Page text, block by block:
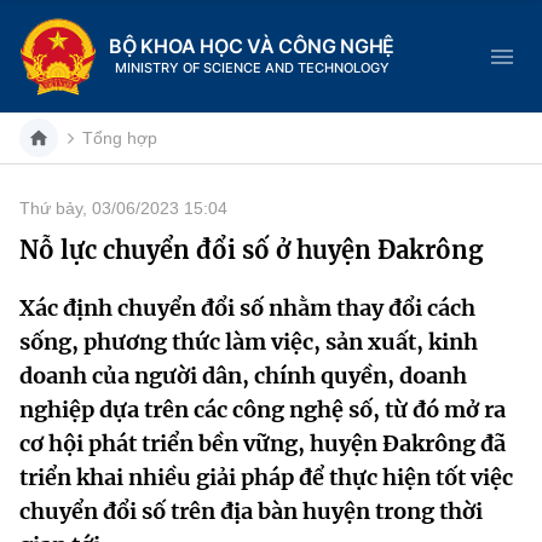
BỘ KHOA HỌC VÀ CÔNG NGHỆ
MINISTRY OF SCIENCE AND TECHNOLOGY
Danh mục
Giới thiệu
Chức năng nhiệm vụ
Cơ cấu tổ chức
Lịch sử phát triển
Tin tức sự kiện
Khoa học và Công nghệ
Đổi mới sáng tạo
Dịch vụ công
Hệ thống văn bản
Tổng hợp
Thứ bảy, 03/06/2023 15:04
Nỗ lực chuyển đổi số ở huyện Đakrông
Xác định chuyển đổi số nhằm thay đổi cách
sống, phương thức làm việc, sản xuất, kinh
doanh của người dân, chính quyền, doanh
nghiệp dựa trên các công nghệ số, từ đó mở ra
cơ hội phát triển bền vững, huyện Đakrông đã
triển khai nhiều giải pháp để thực hiện tốt việc
chuyển đổi số trên địa bàn huyện trong thời